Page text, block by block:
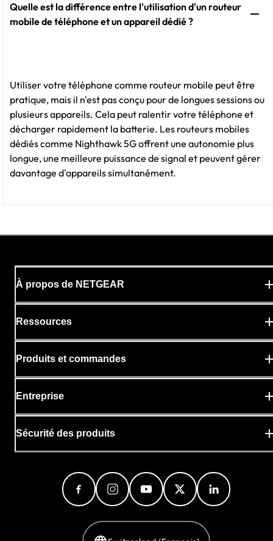
Quelle est la différence entre l'utilisation d'un routeur
mobile de téléphone et un appareil dédié ?
Utiliser votre téléphone comme routeur mobile peut être
pratique, mais il n'est pas conçu pour de longues sessions ou
plusieurs appareils. Cela peut ralentir votre téléphone et
décharger rapidement la batterie. Les routeurs mobiles
dédiés comme Nighthawk 5G offrent une autonomie plus
longue, une meilleure puissance de signal et peuvent gérer
davantage d'appareils simultanément.
À propos de NETGEAR
Ressources
Produits et commandes
Entreprise
Sécurité des produits